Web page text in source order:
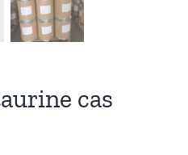
cas